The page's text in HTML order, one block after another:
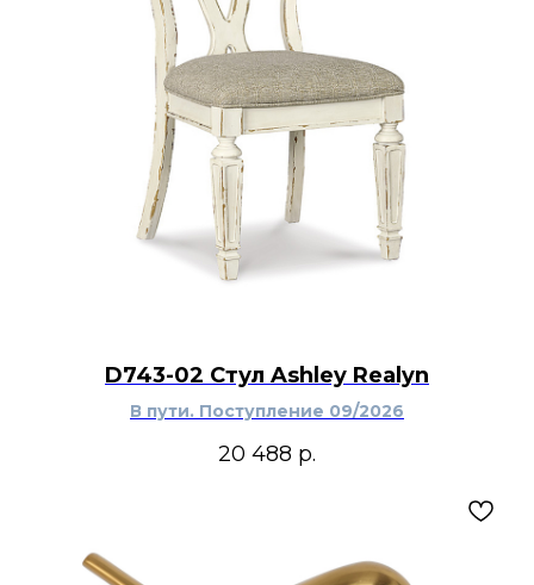
D743-02 Стул Ashley Realyn
В пути. Поступление 09/2026
20 488 р.